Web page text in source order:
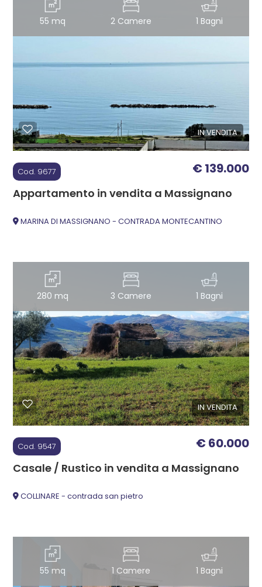
55 mq 2 Camere 1 Bagni
IN VENDITA
Cod. 9677 € 139.000
Appartamento in vendita a Massignano
MARINA DI MASSIGNANO - CONTRADA MONTECANTINO
280 mq 3 Camere 1 Bagni
IN VENDITA
Cod. 9547 € 60.000
Casale / Rustico in vendita a Massignano
COLLINARE - contrada san pietro
55 mq 1 Camere 1 Bagni
3
5
5+
opzioni
Giardino
Posto auto/Box
Balcone/Terrazzo
Ascensore
Arredato
Nuova costruzione